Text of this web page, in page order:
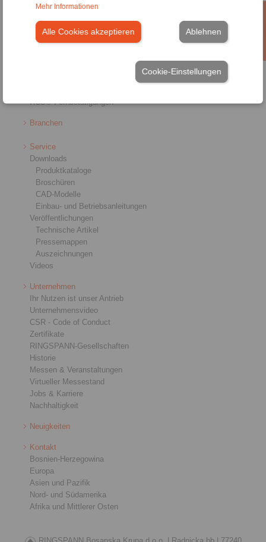
Mehr Informationen
Alle Cookies akzeptieren Ablehnen
Cookie-Einstellungen
Übersicht
Freiläufe
Bremsen
Welle-Nabe-Verbindungen
RCS® Fernbetätigungen
Branchen
Service
Downloads
Produktkataloge
Broschüren
CAD-Modelle
Einbau- und Betriebsanleitungen
Veröffentlichungen
Technische Artikel
Pressemappen
Auszeichnungen
Videos
Unternehmen
Ihr Nutzen ist unser Antrieb
Unternehmensvideo
CSR - Code of Conduct
Zertifikate
RINGSPANN-Gesellschaften
Historie
Messen & Veranstaltungen
Virtueller Messestand
Jobs & Karriere
Nachhaltigkeit
Neuigkeiten
Kontakt
Bosnien-Herzegowina
Europa
Asien und Pazifik
Nord- und Südamerika
Afrika und Mittlerer Osten